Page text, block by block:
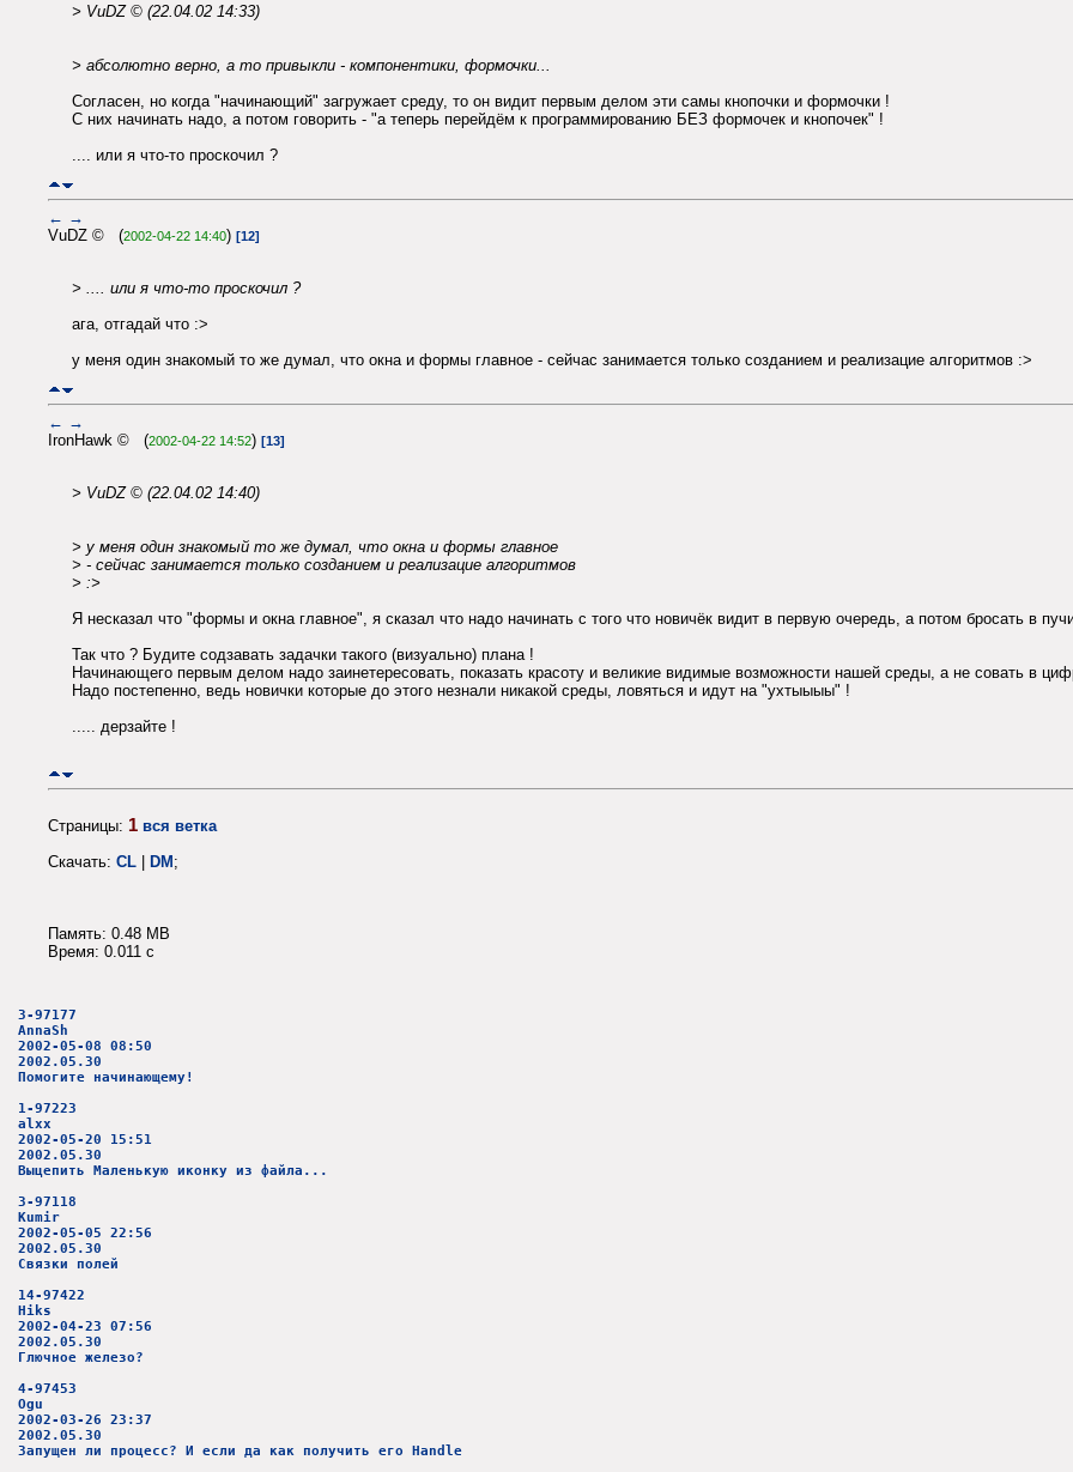
> VuDZ © (22.04.02 14:33)
> абсолютно верно, а то привыкли - компонентики, формочки...
Согласен, но когда "начинающий" загружает среду, то он видит первым делом эти самы кнопочки и формочки !
С них начинать надо, а потом говорить - "а теперь перейдём к программированию БЕЗ формочек и кнопочек" !
.... или я что-то проскочил ?
← →
VuDZ © (2002-04-22 14:40) [12]
> .... или я что-то проскочил ?
ага, отгадай что :>
у меня один знакомый то же думал, что окна и формы главное - сейчас занимается только созданием и реализацие алгоритмов :>
← →
IronHawk © (2002-04-22 14:52) [13]
> VuDZ © (22.04.02 14:40)
> у меня один знакомый то же думал, что окна и формы главное
> - сейчас занимается только созданием и реализацие алгоритмов
> :>
Я несказал что "формы и окна главное", я сказал что надо начинать с того что новичёк видит в первую очередь, а потом бросать в
Так что ? Будите содзавать задачки такого (визуально) плана !
Начинающего первым делом надо заинетересовать, показать красоту и великие видимые возможности нашей среды, а не совать в
Надо постепенно, ведь новички которые до этого незнали никакой среды, ловяться и идут на "ухтыыыы" !
..... дерзайте !
Страницы: 1 вся ветка
Скачать: CL DM ;
Память: 0.48 MB
Время: 0.011 c
3-97177
AnnaSh
2002-05-08 08:50
2002.05.30
Помогите начинающему!
1-97223
alxx
2002-05-20 15:51
2002.05.30
Выцепить Маленькую иконку из файла...
3-97118
Kumir
2002-05-05 22:56
2002.05.30
Связки полей
14-97422
Hiks
2002-04-23 07:56
2002.05.30
Глючное железо?
4-97453
Ogu
2002-03-26 23:37
2002.05.30
Запущен ли процесс? И если да как получить его Handle